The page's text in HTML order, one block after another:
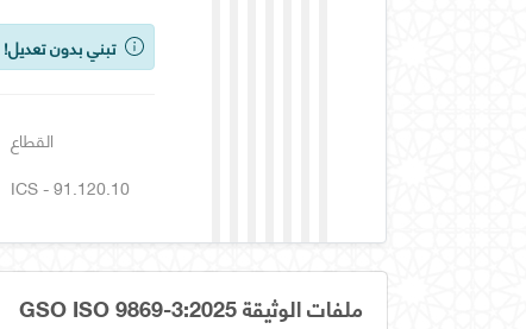
تبني بدون تعديل!
القطاع
ICS - 91.120.10
ملفات الوثيقة GSO ISO 9869-3:2025